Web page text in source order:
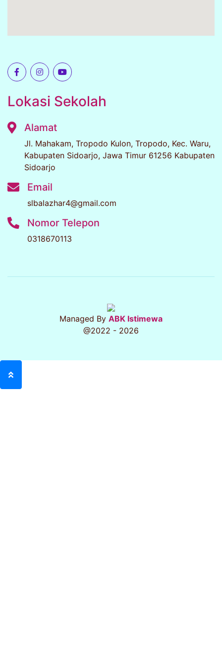
Lokasi Sekolah
Alamat
Jl. Mahakam, Tropodo Kulon, Tropodo, Kec. Waru,
Kabupaten Sidoarjo, Jawa Timur 61256 Kabupaten
Sidoarjo
Email
slbalazhar4@gmail.com
Nomor Telepon
0318670113
Managed By ABK Istimewa
@2022 - 2026